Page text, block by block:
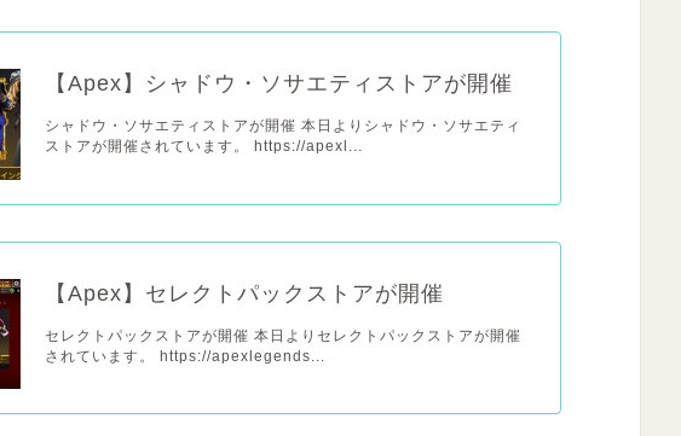
【Apex】シャドウ・ソサエティストアが開催
シャドウ・ソサエティストアが開催 本日よりシャドウ・ソサエティ
ストアが開催されています。 https://apexl...
【Apex】セレクトパックストアが開催
セレクトパックストアが開催 本日よりセレクトパックストアが開催
されています。 https://apexlegends...